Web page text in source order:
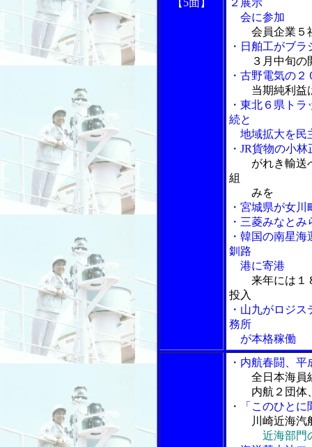
【5面】
２展示
会に参加
会員企業５
・日舶工がブ
３月中旬
・古野電気の
当期純利益
・東北６県ト
続と
地域拡大を民
・JR貨物の小
がれき輸送
組
みを
・宮城県が女
・三菱みなと
・韓国の南星
釧路
港に寄港
来年には１
投入
・山九がロジ
務所
が本格稼働
・内航春闘、
全日本海員
内航２団体、
・「このひとに
川崎近海
近海部門